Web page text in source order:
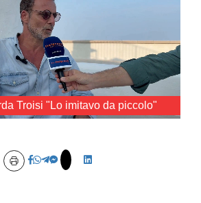
Troisi "Lo imitavo da piccolo"
: